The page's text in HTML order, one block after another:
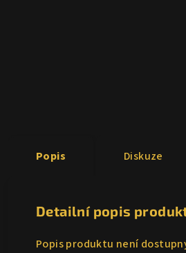
Popis Diskuze
Detailní popis
Popis produktu není